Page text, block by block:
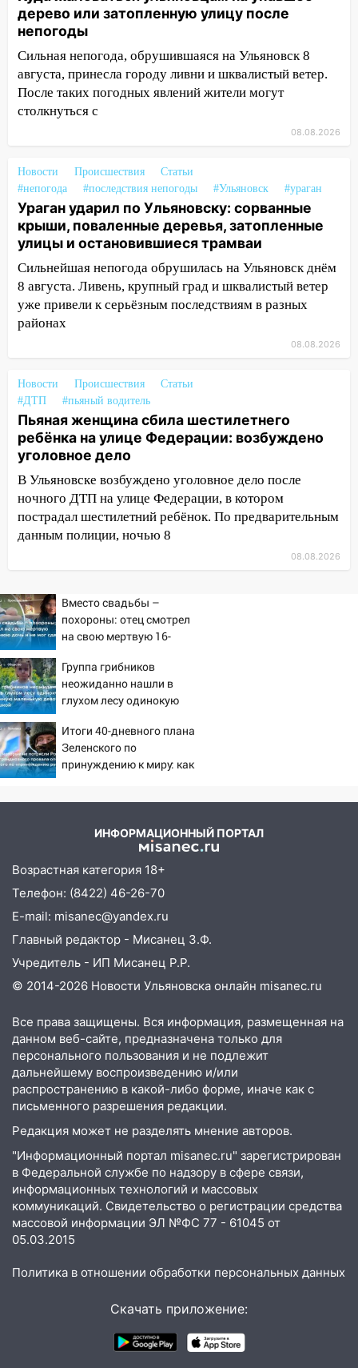
14:14 Студента из Ульяновска обманули
мошенники под видом преподавателя
14:12 Куда жаловаться ульяновцам на
упавшее дерево или затопленную улицу
после непогоды
13:54
В мэрии Ульяновска рассказали,
как устраняют последствия мощного
шторма
13:49
Стихия продолжает крушить
Ульяновск: дерево рухнуло на дом на
Орджоникидзе
13:47
СТО на проспекте Созидателей
13:35
Непогода продолжает бить по
транспорту: в Ульяновске трамвай
сошёл с рельсов
13:22 Упавшие деревья перекрыли
дороги в Ульяновске: фото
13:17
Непогода в Ульяновске не
закончится сегодня: сильные ливни
13:15
житель Вешкаймского района похитил у
знакомого 191 тысячу рублей
13:14
Ураган оторвал светофор на
проспекте Филатова в Ульяновске
13:12
Дерево пробило крышу дома на
Новгородской в Ульяновске и рухнуло
на электрощит
13:10
В Заволжском районе дерево
сорванные крыши, поваленные деревья,
затопленные улицы и остановившиеся
трамваи
12:17 Ульяновск накрыл крупный град:
после ливня город снова уходит под
воду
12:12 Прокуратура взяла на контроль
ДТП с шестилетним ребёнком на улице
12:01 Пьяная женщина сбила
шестилетнего ребёнка на улице
Федерации: возбуждено уголовное дело
11:16 В Ульяновске ищут 37-летнего
мужчину, пропавшего ещё 19 июля
10:30
От мотофристайла до прогулки с
хаски: куда сходить в Ульяновской
области 8–9 августа
10:11 Директора ульяновской
«Нефтяной топливной компании» будут
судить за неуплату 48,4 млн рублей
велосипедисты, мотоциклисты и
Ульяновской области
дерево или затопленную улицу после
непогоды
Сильная непогода, обрушившаяся на Ульяновск 8
августа, принесла городу ливни и шквалистый ветер.
После таких погодных явлений жители могут
столкнуться с
08.08.2026
Новости Происшествия
Статьи
#непогода
#последствия непогоды #Ульяновск #ураган
Ураган ударил по Ульяновску: сорванные
крыши, поваленные деревья, затопленные
улицы и остановившиеся трамваи
Сильнейшая непогода обрушилась на Ульяновск днём
8 августа. Ливень, крупный град и шквалистый ветер
уже привели к серьёзным последствиям в разных
районах
08.08.2026
Новости Происшествия
Статьи
#ДТП
#пьяный водитель
Пьяная женщина сбила шестилетнего
ребёнка на улице Федерации: возбуждено
уголовное дело
В Ульяновске возбуждено уголовное дело после
ночного ДТП на улице Федерации, в котором
пострадал шестилетний ребёнок. По предварительным
данным полиции, ночью 8
08.08.2026
Вместо свадьбы –
похороны: отец смотрел
на свою мертвую 16-
сдержать слезы
Группа грибников
неожиданно нашли в
глухом лесу одинокую
девочку с игрушкой
Итоги 40-дневного плана
Зеленского по
принуждению к миру: как
ИНФОРМАЦИОННЫЙ ПОРТАЛ
Возрастная категория 18+
Телефон: (8422) 46-26-70
E-mail: misanec@yandex.ru
Главный редактор - Мисанец З.Ф.
Учредитель - ИП Мисанец Р.Р.
© 2014-2026 Новости Ульяновска онлайн misanec.ru
Все права защищены. Вся информация, размещенная на
данном веб-сайте, предназначена только для
персонального пользования и не подлежит
дальнейшему воспроизведению и/или
распространению в какой-либо форме, иначе как с
письменного разрешения редакции.
Редакция может не разделять мнение авторов.
"Информационный портал misanec.ru" зарегистрирован
в Федеральной службе по надзору в сфере связи,
информационных технологий и массовых
коммуникаций. Свидетельство о регистрации средства
массовой информации ЭЛ №ФС 77 - 61045 от
05.03.2015
Политика в отношении обработки персональных данных
Скачать приложение: